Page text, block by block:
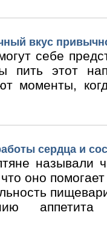
вкус
себе
пить этот
моменты,
сердца и
называли
оно